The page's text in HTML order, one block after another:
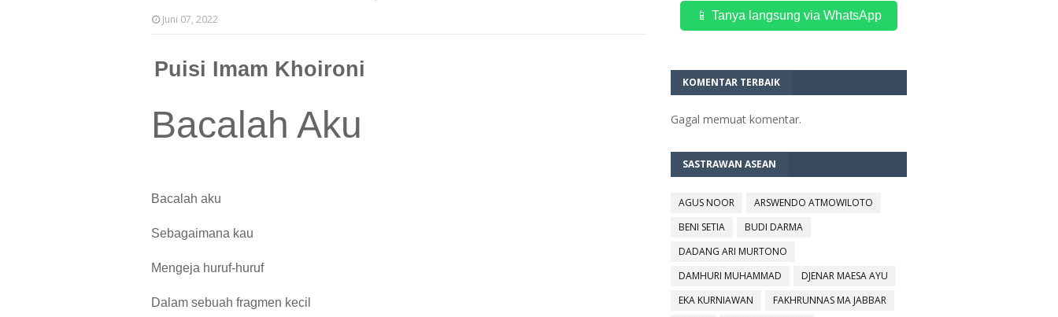
Juni 07, 2022
Puisi Imam Khoironi
Bacalah Aku
Bacalah aku
Sebagaimana kau
Mengeja huruf-huruf
Dalam sebuah fragmen kecil
📱 Tanya langsung via WhatsApp
KOMENTAR TERBAIK
Gagal memuat komentar.
SASTRAWAN ASEAN
AGUS NOOR
ARSWENDO ATMOWILOTO
BENI SETIA
BUDI DARMA
DADANG ARI MURTONO
DAMHURI MUHAMMAD
DJENAR MAESA AYU
EKA KURNIAWAN
FAKHRUNNAS MA JABBAR